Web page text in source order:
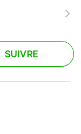
SUIVRE